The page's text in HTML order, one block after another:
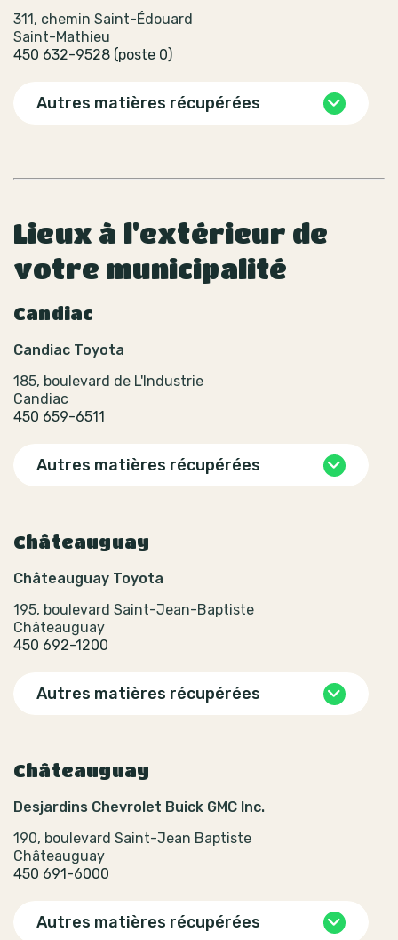
311, chemin Saint-Édouard
Saint-Mathieu
450 632-9528 (poste 0)
Autres matières récupérées
Lieux à l'extérieur de
votre municipalité
Candiac
Candiac Toyota
185, boulevard de L'Industrie
Candiac
450 659-6511
Autres matières récupérées
Châteauguay
Châteauguay Toyota
195, boulevard Saint-Jean-Baptiste
Châteauguay
450 692-1200
Autres matières récupérées
Châteauguay
Desjardins Chevrolet Buick GMC Inc.
190, boulevard Saint-Jean Baptiste
Châteauguay
450 691-6000
Autres matières récupérées